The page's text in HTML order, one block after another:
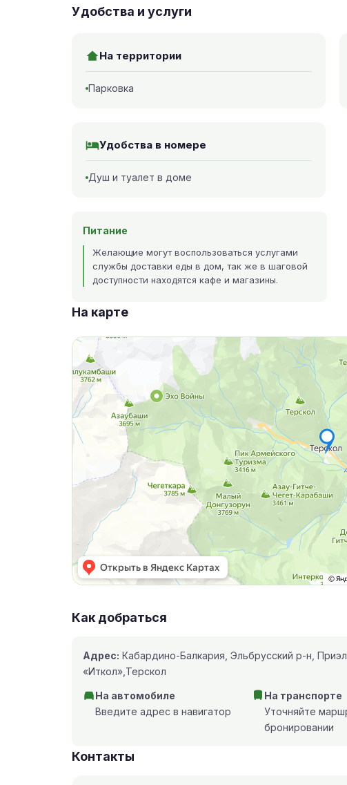
Удобства и услуги
На территории
Парковка
Удобства в номере
Душ и туалет в доме
Питание
Желающие могут воспользоваться услугами
службы доставки еды в дом, так же в шаговой
доступности находятся кафе и магазины.
На карте
Как добраться
Адрес: Кабардино-Балкария, Эльбрусский р-н,
«Иткол»,Терскол
На автомобиле
Введите адрес в навигатор
На транспорте
Уточняйте
бронировании
Контакты